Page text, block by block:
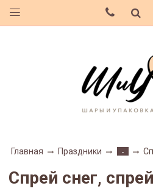
Главная Праздники -
Спрей снег,